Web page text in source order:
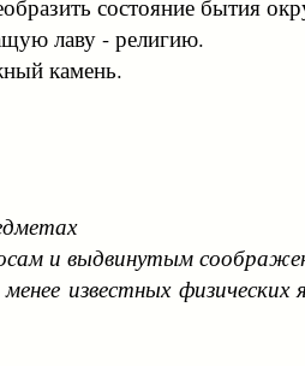
состояние бытия
лаву - религию.
камень.
и выдвинутым
известных физических